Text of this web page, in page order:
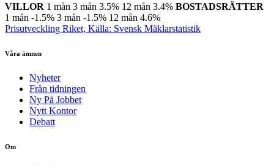
VILLOR 1 mån 3 mån 3.5% 12 mån 3.4% BOSTADSRÄTTER
1 mån -1.5% 3 mån -1.5% 12 mån 4.6%
Prisutveckling Riket, Källa: Svensk Mäklarstatistik
Våra ämnen
Nyheter
Från tidningen
Ny På Jobbet
Nytt Kontor
Debatt
Om